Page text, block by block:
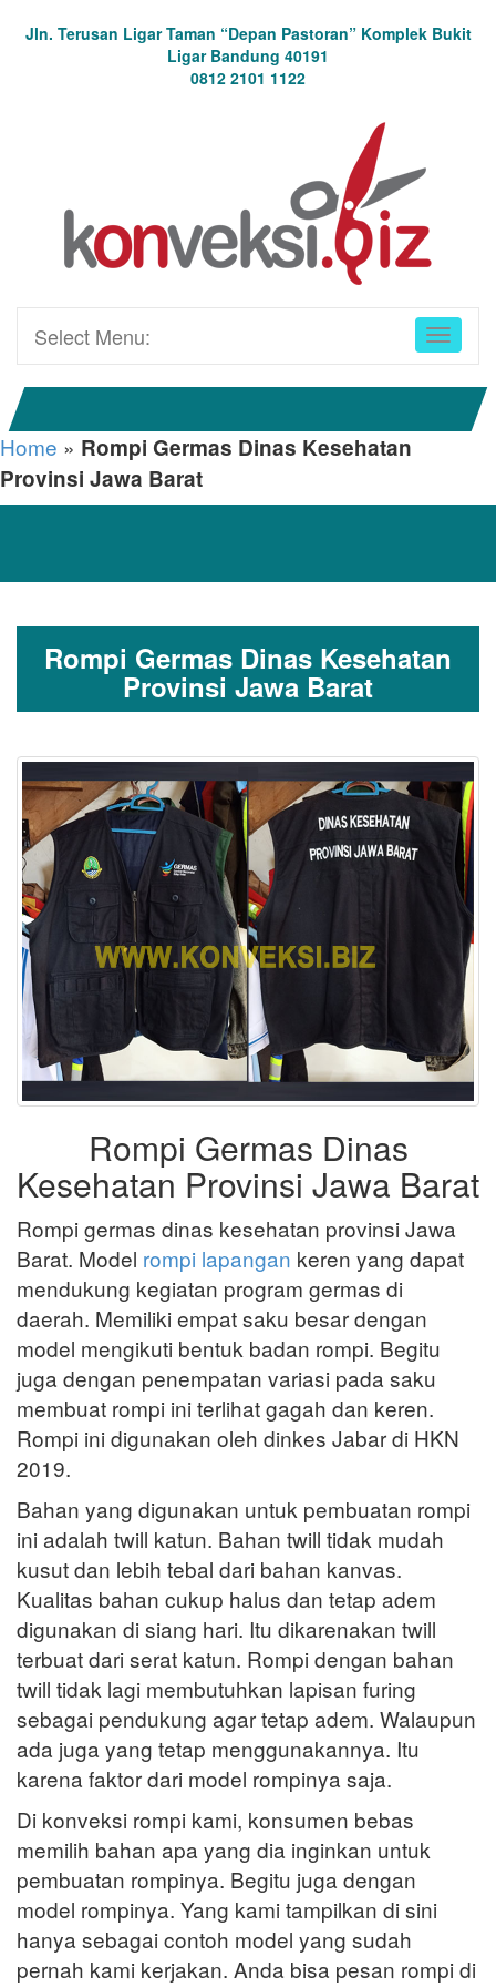
Jln. Terusan Ligar Taman “Depan Pastoran” Komplek Bukit
Ligar Bandung 40191
0812 2101 1122
Select Menu:
Home » Rompi Germas Dinas Kesehatan
Provinsi Jawa Barat
Rompi Germas Dinas Kesehatan
Provinsi Jawa Barat
Rompi Germas Dinas
Kesehatan Provinsi Jawa Barat
Rompi germas dinas kesehatan provinsi Jawa
Barat. Model rompi lapangan keren yang dapat
mendukung kegiatan program germas di
daerah. Memiliki empat saku besar dengan
model mengikuti bentuk badan rompi. Begitu
juga dengan penempatan variasi pada saku
membuat rompi ini terlihat gagah dan keren.
Rompi ini digunakan oleh dinkes Jabar di HKN
2019.
Bahan yang digunakan untuk pembuatan rompi
ini adalah twill katun. Bahan twill tidak mudah
kusut dan lebih tebal dari bahan kanvas.
Kualitas bahan cukup halus dan tetap adem
digunakan di siang hari. Itu dikarenakan twill
terbuat dari serat katun. Rompi dengan bahan
twill tidak lagi membutuhkan lapisan furing
sebagai pendukung agar tetap adem. Walaupun
ada juga yang tetap menggunakannya. Itu
karena faktor dari model rompinya saja.
Di konveksi rompi kami, konsumen bebas
memilih bahan apa yang dia inginkan untuk
pembuatan rompinya. Begitu juga dengan
model rompinya. Yang kami tampilkan di sini
hanya sebagai contoh model yang sudah
pernah kami kerjakan. Anda bisa pesan rompi di